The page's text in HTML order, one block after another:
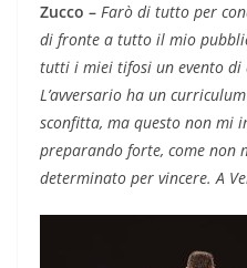
Zucco – Farò di tutto per
di fronte a tutto il mio
tutti i miei tifosi un evento di
L’avversario ha un
sconfitta, ma questo non mi
preparando forte, come non
determinato per vincere. A